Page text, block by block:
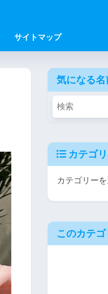
サイトマップ
気になる
カテゴ
このカテ